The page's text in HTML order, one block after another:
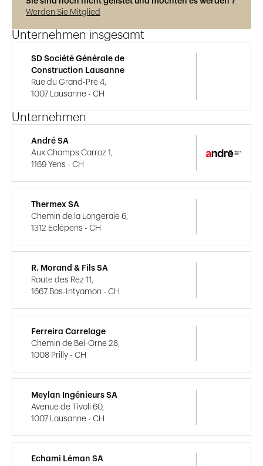
Werden Sie Mitglied
Unternehmen insgesamt
SD Société Générale de
Construction Lausanne
Rue du Grand-Pré 4,
1007 Lausanne - CH
Unternehmen
André SA
Aux Champs Carroz 1,
1169 Yens - CH
Thermex SA
Chemin de la Longeraie 6,
1312 Eclépens - CH
R. Morand & Fils SA
Route des Rez 11,
1667 Bas-Intyamon - CH
Ferreira Carrelage
Chemin de Bel-Orne 28,
1008 Prilly - CH
Meylan Ingénieurs SA
Avenue de Tivoli 60,
1007 Lausanne - CH
Echami Léman SA